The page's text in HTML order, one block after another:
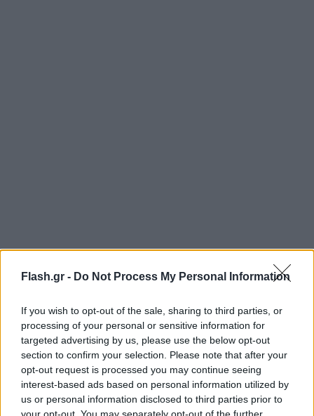
Flash.gr - Do Not Process My Personal Information
If you wish to opt-out of the sale, sharing to third parties, or
processing of your personal or sensitive information for
targeted advertising by us, please use the below opt-out
section to confirm your selection. Please note that after your
opt-out request is processed you may continue seeing
interest-based ads based on personal information utilized by
us or personal information disclosed to third parties prior to
Πού εστιάζει τις έρευνες η Αστυνομία
Το θύμα, ο 40χρονος Ζέτρο Λεονάρντο Πούρμπα